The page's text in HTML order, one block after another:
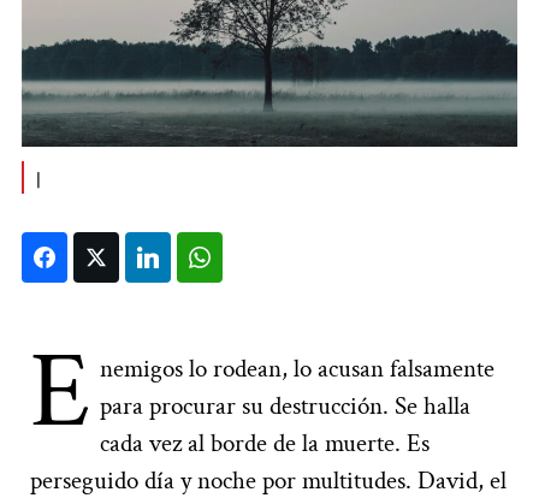
FacebookTwitter LinkedIn
E nemigos lo rodean, lo acusan falsamente
para procurar su destrucción. Se halla
cada vez al borde de la muerte. Es
perseguido día y noche por multitudes. David, el